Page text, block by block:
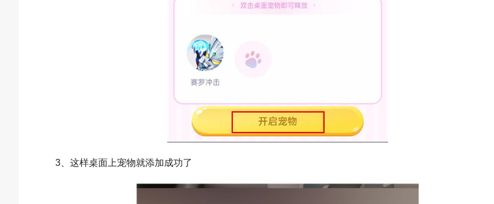
3、这样桌面上宠物就添加成功了